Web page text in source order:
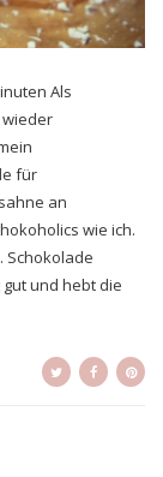
Als
für
an
wie ich.
Schokolade
und hebt die